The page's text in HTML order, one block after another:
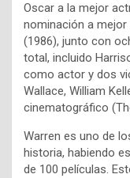
Oscar a la mejor
nominación a mejor
(1986), junto con
total, incluido
como actor y dos
Wallace, William
cinematográfico
Warren es uno de
historia, habiendo
de 100 películas.